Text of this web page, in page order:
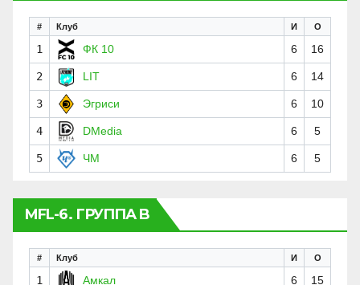
# Клуб И О
1 ФК 10 6 16
2 LIT 6 14
3 Эгриси 6 10
4 DMedia 6 5
5 ЧМ 6 5
MFL-6. ГРУППА B
# Клуб И О
1 Амкал 6 15